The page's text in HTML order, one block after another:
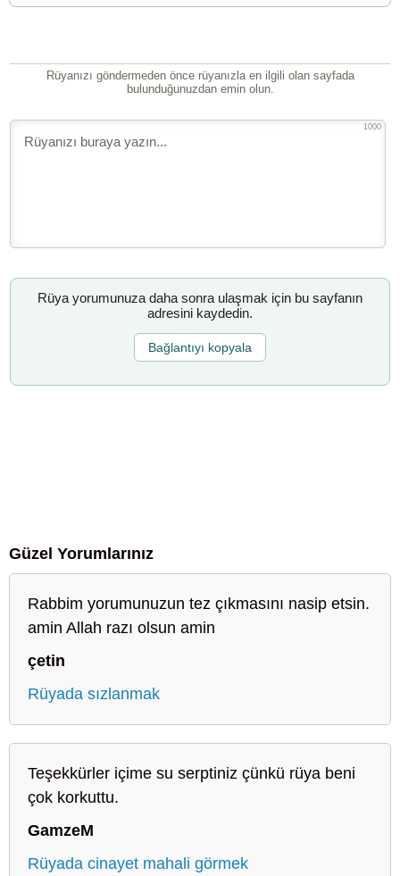
Rüyanızı göndermeden önce rüyanızla en ilgili olan sayfada
bulunduğunuzdan emin olun.
1000
Rüya yorumunuza daha sonra ulaşmak için bu sayfanın
adresini kaydedin.
Bağlantıyı kopyala
Güzel Yorumlarınız
Rabbim yorumunuzun tez çıkmasını nasip etsin.
amin Allah razı olsun amin
çetin
Rüyada sızlanmak
Teşekkürler içime su serptiniz çünkü rüya beni
çok korkuttu.
GamzeM
Rüyada cinayet mahali görmek